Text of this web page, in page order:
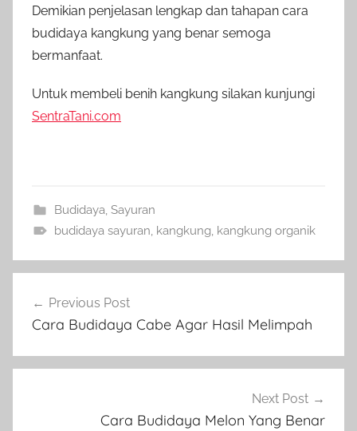
Demikian penjelasan lengkap dan tahapan cara
budidaya kangkung yang benar semoga
bermanfaat.
Untuk membeli benih kangkung silakan kunjungi
SentraTani.com
Budidaya Sayuran
budidaya sayuran kangkung kangkung organik
pos
Previous Post
Cara Budidaya Cabe Agar Hasil Melimpah
Next Post
Cara Budidaya Melon Yang Benar